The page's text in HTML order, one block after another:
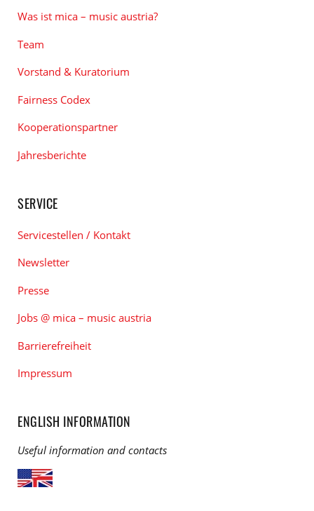
Was ist mica – music austria?
Team
Vorstand & Kuratorium
Fairness Codex
Kooperationspartner
Jahresberichte
SERVICE
Servicestellen / Kontakt
Newsletter
Presse
Jobs @ mica – music austria
Barrierefreiheit
Impressum
ENGLISH INFORMATION
Useful information and contacts